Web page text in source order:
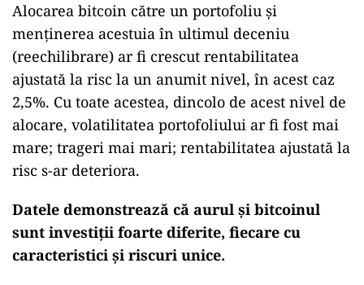
Alocarea bitcoin către un portofoliu și
menținerea acestuia în ultimul deceniu
(reechilibrare) ar fi crescut rentabilitatea
ajustată la risc la un anumit nivel, în acest caz
2,5%. Cu toate acestea, dincolo de acest nivel de
alocare, volatilitatea portofoliului ar fi fost mai
mare; trageri mai mari; rentabilitatea ajustată la
risc s-ar deteriora.
Datele demonstrează că aurul și bitcoinul
sunt investiții foarte diferite, fiecare cu
caracteristici și riscuri unice.